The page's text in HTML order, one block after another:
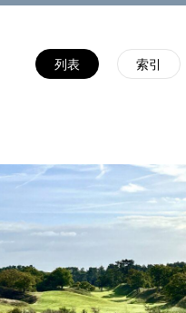
列表 索引